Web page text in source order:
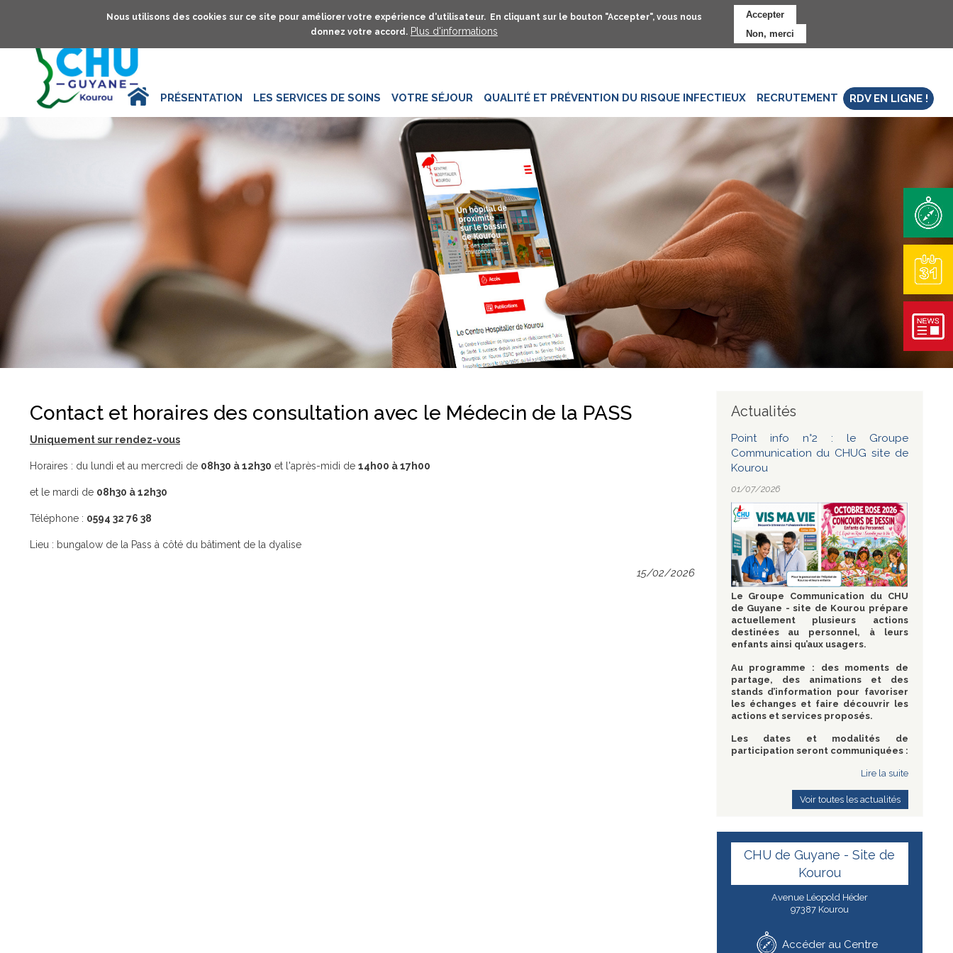
Nous utilisons des cookies sur ce site pour améliorer votre expérience d'utilisateur. En cliquant sur le bouton "Accepter", vous nous
donnez votre accord. Plus d'informations
Accepter
Non, merci
au
contenu
ACCUEIL PRÉSENTATION LES SERVICES DE SOINS VOTRE SÉJOUR QUALITÉ ET PRÉVENTION DU RISQUE INFECTIEUX RECRUTEMENT RDV EN LIGNE !
Contact et horaires des consultation avec le Médecin de la PASS
Uniquement sur rendez-vous
Horaires : du lundi et au mercredi de 08h30 à 12h30 et l'après-midi de 14h00 à 17h00
et le mardi de 08h30 à 12h30
Téléphone : 0594 32 76 38
Lieu : bungalow de la Pass à côté du bâtiment de la dyalise
15/02/2026
Actualités
Point info n°2 : le Groupe
Communication du CHUG site de
Kourou
01/07/2026
Le Groupe Communication du CHU
de Guyane - site de Kourou prépare
actuellement plusieurs actions
destinées au personnel, à leurs
enfants ainsi qu’aux usagers.
Au programme : des moments de
partage, des animations et des
stands d’information pour favoriser
les échanges et faire découvrir les
actions et services proposés.
Les dates et modalités de
participation seront communiquées :
Lire la suite
Voir toutes les actualités
CHU de Guyane - Site de
Kourou
Avenue Léopold Héder
97387 Kourou
Accéder au Centre